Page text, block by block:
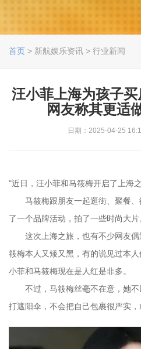
首页 > 新航娱乐资讯 > 行业新闻
汪小菲上海为孩子买
网友称其更适
日期：2025-04-25
"近日，汪小菲和马筱梅开启了上海之
马筱梅跟朋友一起逛街、聚餐、
了一个品牌活动，拍了一些时尚大片
这次上海之旅，也有不少网友偶
筱梅本人又矮又黑，有的说见过本
小菲和马筱梅现在是人红是非多。
不过，马筱梅丝毫不在意，她不
打遮阳伞，不会把自己包裹很严实，